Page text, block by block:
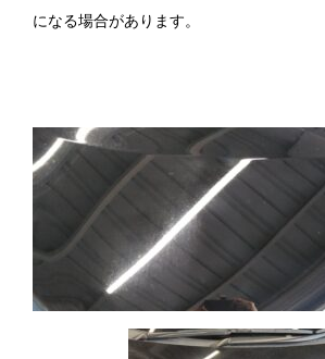
になる場合があります。